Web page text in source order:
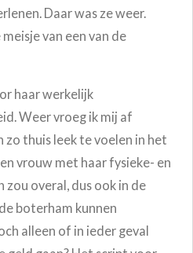
Daar was ze weer.
van een van de
haar werkelijk
Weer vroeg ik mij af
thuis leek te voelen in het
vrouw met haar fysieke- en
overal, dus ook in de
boterham kunnen
alleen of in ieder geval